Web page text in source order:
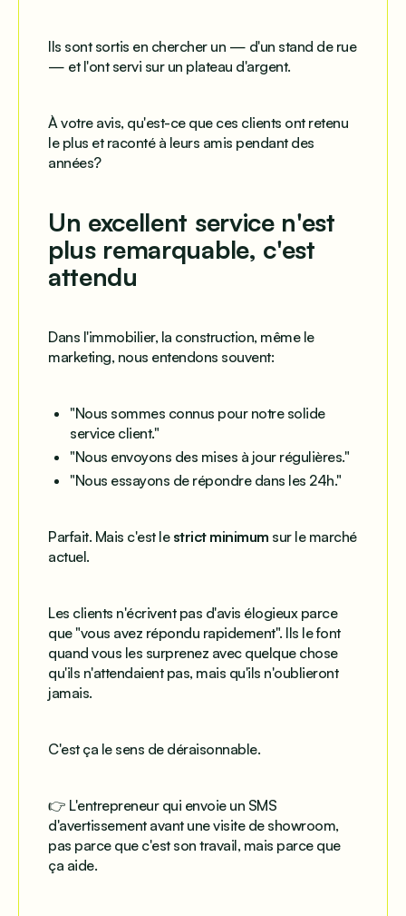
Ils sont sortis en chercher un — d'un stand de rue
— et l'ont servi sur un plateau d'argent.
À votre avis, qu'est-ce que ces clients ont retenu
le plus et raconté à leurs amis pendant des
années?
Un excellent service n'est
plus remarquable, c'est
attendu
Dans l'immobilier, la construction, même le
marketing, nous entendons souvent:
"Nous sommes connus pour notre solide
service client."
"Nous envoyons des mises à jour régulières."
"Nous essayons de répondre dans les 24h."
Parfait. Mais c'est le strict minimum sur le marché
actuel.
Les clients n'écrivent pas d'avis élogieux parce
que "vous avez répondu rapidement". Ils le font
quand vous les surprenez avec quelque chose
qu'ils n'attendaient pas, mais qu'ils n'oublieront
jamais.
C'est ça le sens de déraisonnable.
👉 L'entrepreneur qui envoie un SMS
d'avertissement avant une visite de showroom,
pas parce que c'est son travail, mais parce que
ça aide.